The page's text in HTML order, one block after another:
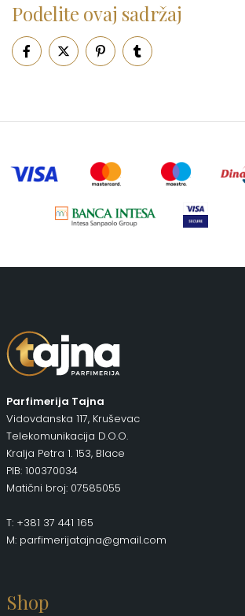
Nega lica (88)
Nega tela (93)
Neseseri (15)
Ogledalo (6)
Pepe Jeans Ranac
Putni program (47)
Šminka (187)
Podelite ovaj sadržaj
Parfimerija Tajna
Vidovdanska 117, Kruševac
Telekomunikacija D.O.O.
Kralja Petra 1. 153, Blace
PIB: 100370034
Matični broj: 07585055
T: +381 37 441 165
M: parfimerijatajna@gmail.com
Shop